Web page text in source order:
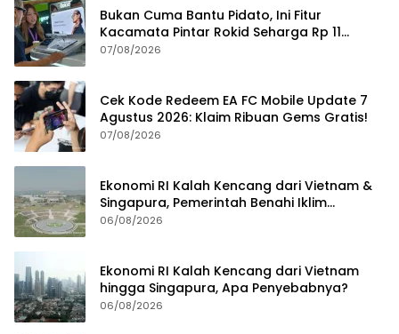
Bukan Cuma Bantu Pidato, Ini Fitur
Kacamata Pintar Rokid Seharga Rp 11
Jutaan
07/08/2026
Cek Kode Redeem EA FC Mobile Update 7
Agustus 2026: Klaim Ribuan Gems Gratis!
07/08/2026
Ekonomi RI Kalah Kencang dari Vietnam &
Singapura, Pemerintah Benahi Iklim
Investasi
06/08/2026
Ekonomi RI Kalah Kencang dari Vietnam
hingga Singapura, Apa Penyebabnya?
06/08/2026